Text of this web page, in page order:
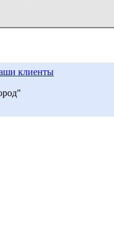
клиенты